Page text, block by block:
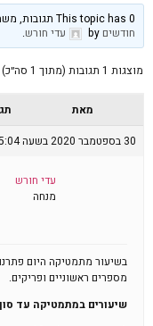
This topic has 0 תגובות, משתתף 1, and was last updated
חודשים by עדי חורש.
מוצגות 1 תגובות (מתוך 1 סה״כ)
מאת
30 בספטמבר 2020 בשעה 15:04
עדי חורש
מנחה
בשיעור מתמטיקה היום
מספרים ראשוניים ופריקים.
שיעורים במתמטיקה עד